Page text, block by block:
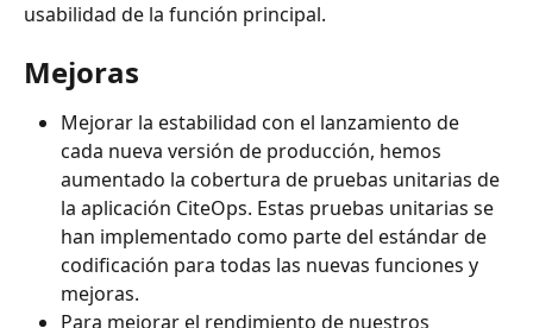
usabilidad de la función principal.
Mejoras
Mejorar la estabilidad con el lanzamiento de
cada nueva versión de producción, hemos
aumentado la cobertura de pruebas unitarias de
la aplicación CiteOps. Estas pruebas unitarias se
han implementado como parte del estándar de
codificación para todas las nuevas funciones y
mejoras.
Para mejorar el rendimiento de nuestros